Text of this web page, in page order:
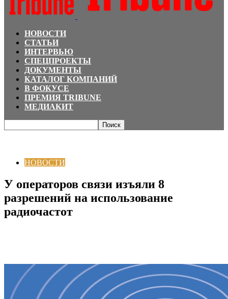
НОВОСТИ
СТАТЬИ
ИНТЕРВЬЮ
СПЕЦПРОЕКТЫ
ДОКУМЕНТЫ
КАТАЛОГ КОМПАНИЙ
В ФОКУСЕ
ПРЕМИЯ TRIBUNE
МЕДИАКИТ
НОВОСТИ
У операторов связи изъяли 8
разрешений на использование
радиочастот